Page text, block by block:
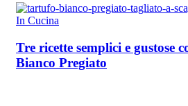
In Cucina
Tre ricette semplici e gustose
Bianco Pregiato